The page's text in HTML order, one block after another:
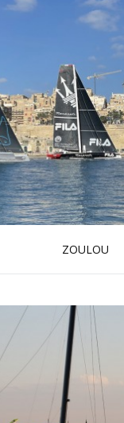
ZOULOU
En savoir plus...